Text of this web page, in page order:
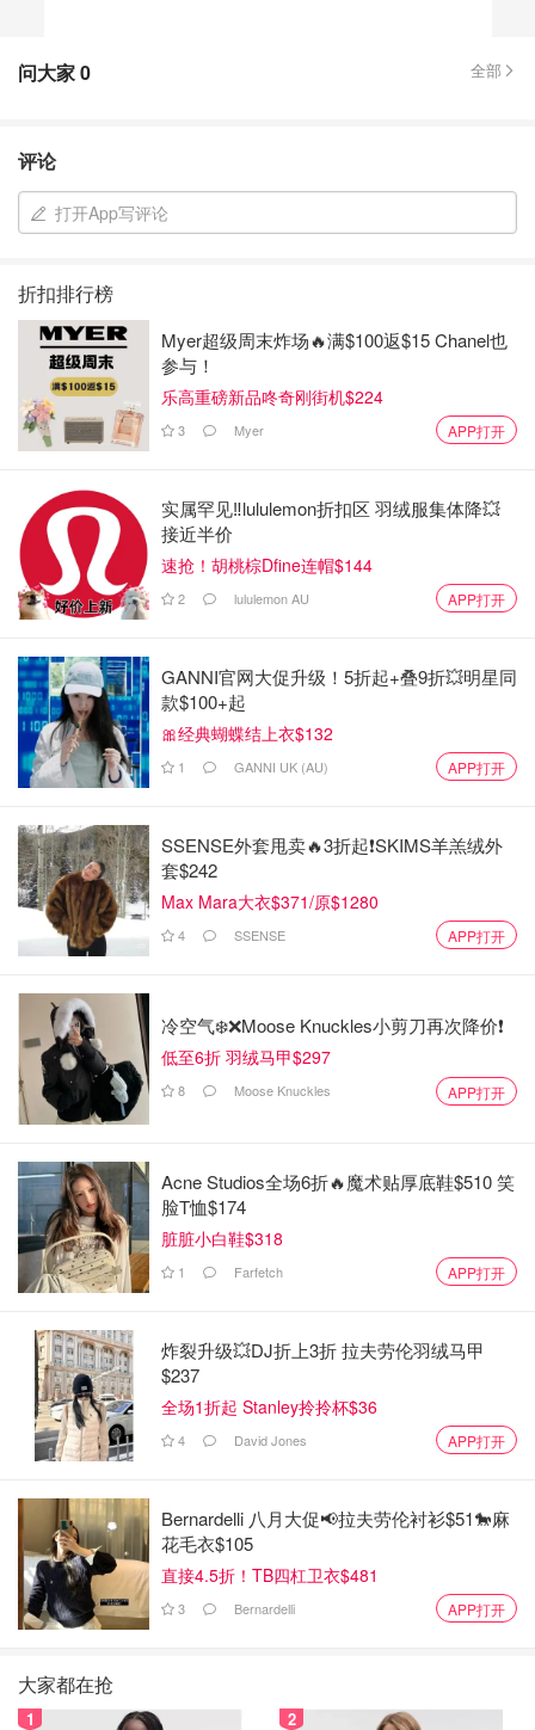
问大家0 全部
评论
打开App写评论
折扣排行榜
Myer超级周末炸场🔥满$100返$15 Chanel也
参与！
乐高重磅新品咚奇刚街机$224
3 Myer APP打开
实属罕见‼️lululemon折扣区 羽绒服集体降💥
接近半价
速抢！胡桃棕Dfine连帽$144
2 lululemon AU APP打开
GANNI官网大促升级！5折起+叠9折💥明星同
款$100+起
🎀经典蝴蝶结上衣$132
1 GANNI UK (AU) APP打开
SSENSE外套甩卖🔥3折起❗SKIMS羊羔绒外
套$242
Max Mara大衣$371/原$1280
4 SSENSE APP打开
冷空气❄️❌️Moose Knuckles小剪刀再次降价❗️
低至6折 羽绒马甲$297
8 Moose Knuckles APP打开
Acne Studios全场6折🔥魔术贴厚底鞋$510 笑
脸T恤$174
脏脏小白鞋$318
1 Farfetch APP打开
炸裂升级💥DJ折上3折 拉夫劳伦羽绒马甲
$237
全场1折起 Stanley拎拎杯$36
4 David Jones APP打开
Bernardelli 八月大促📢拉夫劳伦衬衫$51🐎麻
花毛衣$105
直接4.5折！TB四杠卫衣$481
3 Bernardelli APP打开
大家都在抢
1 2